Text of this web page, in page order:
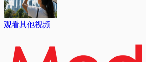
观看其他视频